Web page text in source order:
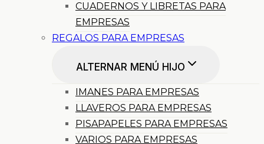
CUADERNOS Y LIBRETAS PARA
EMPRESAS
REGALOS PARA EMPRESAS
ALTERNAR MENÚ HIJO
IMANES PARA EMPRESAS
LLAVEROS PARA EMPRESAS
PISAPAPELES PARA EMPRESAS
VARIOS PARA EMPRESAS